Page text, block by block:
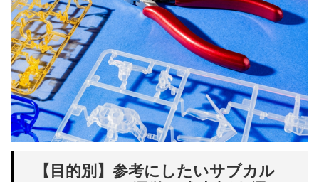
【目的別】参考にしたいサブカル